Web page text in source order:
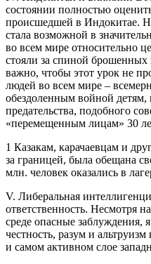
состоянии полностью
происшедшей в Индокитае.
стала возможной в
во всем мире относительно
стояли за спиной
важно, чтобы этот урок не
людей во всем мире –
обездоленным войной детям,
предательства, подобного
«перемещенным лицам» 30
1 Казакам, карачаевцам и
за границей, была обещана
млн. человек оказались в
V. Либеральная
ответственность. Несмотря
среде опасные заблуждения,
честность, разум и
и самом активном слое